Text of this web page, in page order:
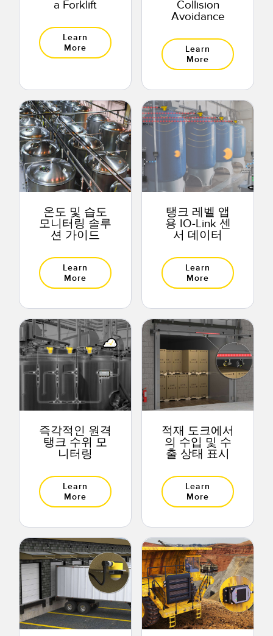
a Forklift
Learn
More
Collision
Avoidance
Learn
More
온도 및 습도
모니터링 솔루
션 가이드
Learn
More
탱크 레벨 앱
용 IO-Link 센
서 데이터
Learn
More
즉각적인 원격
탱크 수위 모
니터링
Learn
More
적재 도크에서
의 수입 및 수
출 상태 표시
Learn
More